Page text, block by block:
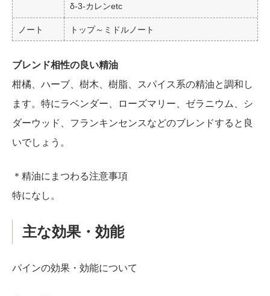
δ-3-カレンetc
ノート トップ～ミドルノート
ブレンド相性の良い精油
柑橘、ハーブ、樹木、樹脂、スパイス系の精油と調和し
ます。特にラベンダー、ローズマリー、ゼラニウム、シ
ダーウッド、フランキンセンスなどのブレンドすると良
いでしょう。
＊精油にまつわる注意事項
特になし。
主な効果・効能
パインの効果・効能について